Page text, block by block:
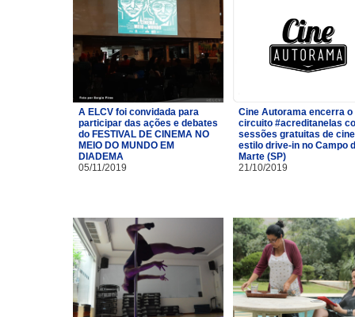
A ELCV foi convidada para
participar das ações e debates
do FESTIVAL DE CINEMA NO
MEIO DO MUNDO EM
DIADEMA
05/11/2019
Cine Autorama encerra o
circuito #acreditanelas
sessões gratuitas de
estilo drive-in no Campo
Marte (SP)
21/10/2019